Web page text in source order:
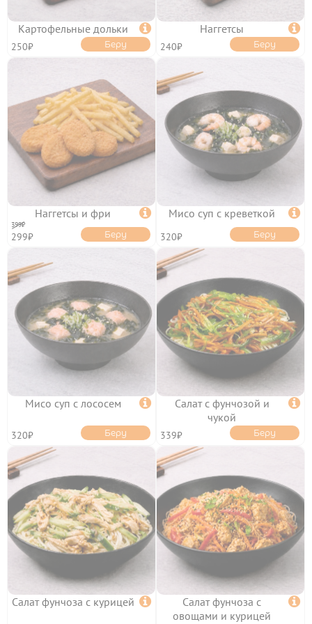
ТОППИНГИ
ОТЗЫВЫ
КОНТАКТЫ
ЛИЧНЫЙ КАБИНЕТ
АКЦИИ
ИНФОРМАЦИЯ 
УСЛОВИЯ ДОСТАВКИ
ОПЛАТА
КЭШБЭК
ПОЛИТИКА
КОНФИДЕНЦИАЛЬНОСТИ
СОГЛАШЕНИЕ
ПУБЛИЧНАЯ ОФЕРТА
ФРАНШИЗА
Картофельные дольки 
250₽ Беру
Наггетсы 
240₽ Беру
Наггетсы и фри 
399₽
299₽ Беру
Мисо суп с креветкой 
320₽ Беру
Мисо суп с лососем 
320₽ Беру
Салат с фунчозой и
чукой

339₽ Беру
Салат фунчоза с курицей 
Салат фунчоза с
овощами и курицей
